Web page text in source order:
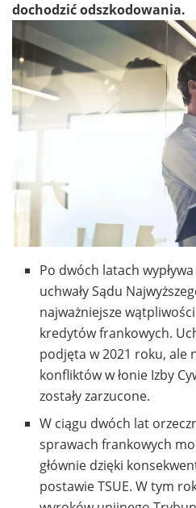
dochodzić odszkodowania.
Po dwóch latach
uchwały Sądu
najważniejsze
kredytów frankowych.
podjęta w 2021 roku, ale
konfliktów w łonie Izby
zostały zarzucone.
W ciągu dwóch lat
sprawach frankowych
głównie dzięki
postawie TSUE. W tym